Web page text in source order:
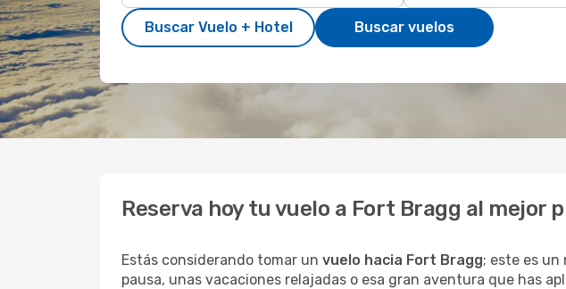
Buscar Vuelo + Hotel Buscar vuelos
Reserva hoy tu vuelo a Fort Bragg al mejor
Estás considerando tomar un vuelo hacia Fort Bragg; este es un
pausa, unas vacaciones relajadas o esa gran aventura que has